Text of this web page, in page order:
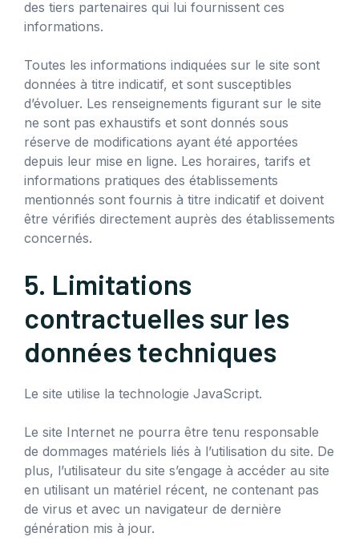
des tiers partenaires qui lui fournissent ces
informations.
Toutes les informations indiquées sur le site sont
données à titre indicatif, et sont susceptibles
d’évoluer. Les renseignements figurant sur le site
ne sont pas exhaustifs et sont donnés sous
réserve de modifications ayant été apportées
depuis leur mise en ligne. Les horaires, tarifs et
informations pratiques des établissements
mentionnés sont fournis à titre indicatif et doivent
être vérifiés directement auprès des établissements
concernés.
5. Limitations
contractuelles sur les
données techniques
Le site utilise la technologie JavaScript.
Le site Internet ne pourra être tenu responsable
de dommages matériels liés à l’utilisation du site. De
plus, l’utilisateur du site s’engage à accéder au site
en utilisant un matériel récent, ne contenant pas
de virus et avec un navigateur de dernière
génération mis à jour.